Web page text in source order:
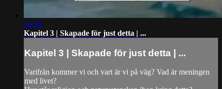
10:39
Kapitel 3 | Skapade för just detta | ...
Kapitel 3 | Skapade för just detta | ...
Varifrån kommer vi och vart är vi på väg? Vad är meningen
med livet?